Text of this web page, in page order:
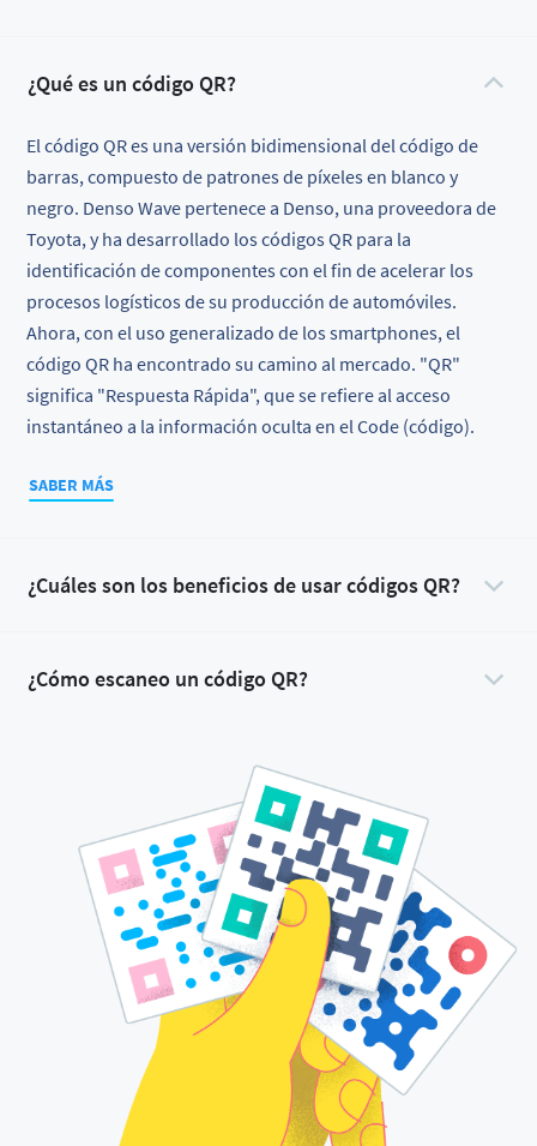
¿Qué es un código QR?
El código QR es una versión bidimensional del código de
barras, compuesto de patrones de píxeles en blanco y
negro. Denso Wave pertenece a Denso, una proveedora de
Toyota, y ha desarrollado los códigos QR para la
identificación de componentes con el fin de acelerar los
procesos logísticos de su producción de automóviles.
Ahora, con el uso generalizado de los smartphones, el
código QR ha encontrado su camino al mercado. "QR"
significa "Respuesta Rápida", que se refiere al acceso
instantáneo a la información oculta en el Code (código).
SABER MÁS
¿Cuáles son los beneficios de usar códigos QR?
¿Cómo escaneo un código QR?